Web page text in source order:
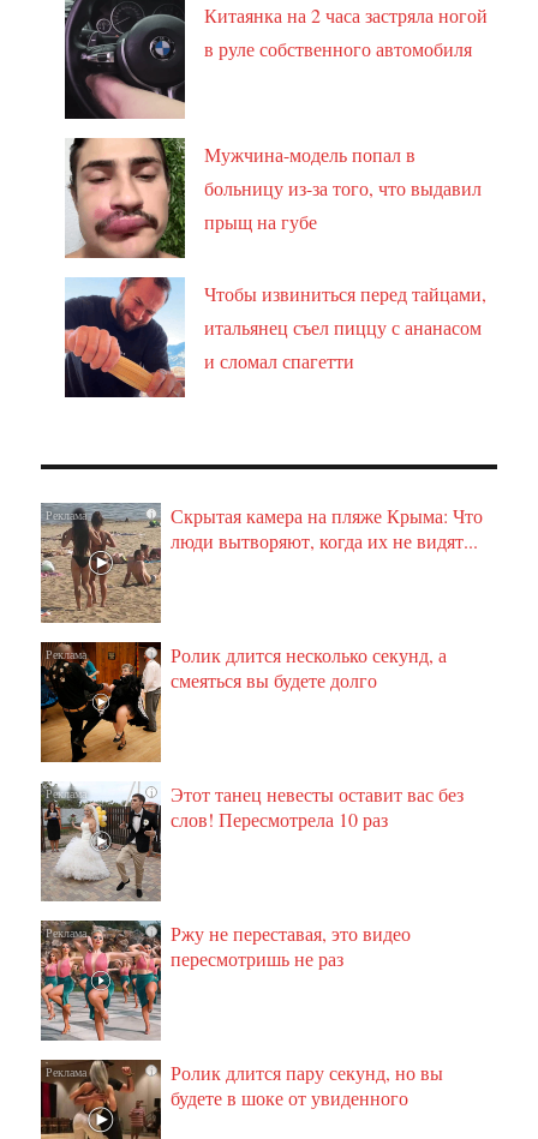
Китаянка на 2 часа застряла ногой
в руле собственного автомобиля
Мужчина-модель попал в
больницу из-за того, что выдавил
прыщ на губе
Чтобы извиниться перед тайцами,
итальянец съел пиццу с ананасом
и сломал спагетти
i
Скрытая камера на пляже Крыма: Что
люди вытворяют, когда их не видят...
i
Ролик длится несколько секунд, а
смеяться вы будете долго
i
Этот танец невесты оставит вас без
слов! Пересмотрела 10 раз
i
Ржу не переставая, это видео
пересмотришь не раз
i
Ролик длится пару секунд, но вы
будете в шоке от увиденного